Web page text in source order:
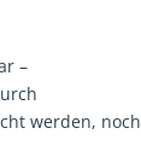
–
werden, noch